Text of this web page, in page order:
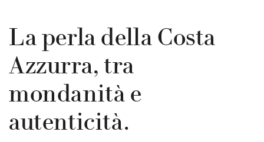
La perla della Costa
Azzurra, tra
mondanità e
autenticità.